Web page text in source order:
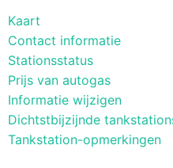
Kaart
Contact informatie
Stationsstatus
Prijs van autogas
Informatie wijzigen
Dichtstbijzijnde
Tankstation-opmerkingen